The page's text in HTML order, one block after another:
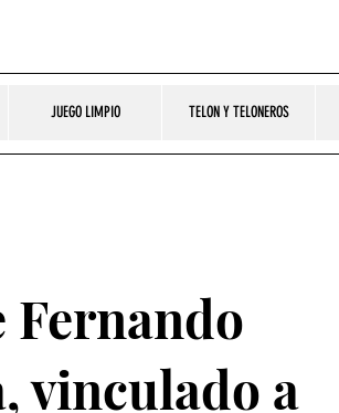
JUEGO LIMPIO TELON Y TELONEROS
vinculado a